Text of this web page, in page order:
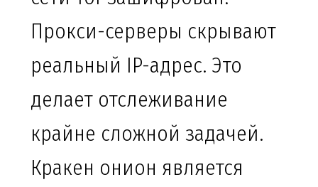
Прокси-серверы скрывают
реальный IP-адрес. Это
делает отслеживание
крайне сложной задачей.
Кракен онион является